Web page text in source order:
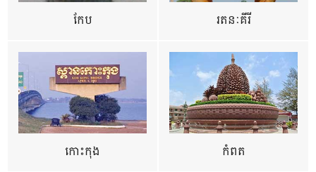
កែប រតនៈគីរី
កោះកុង កំពត